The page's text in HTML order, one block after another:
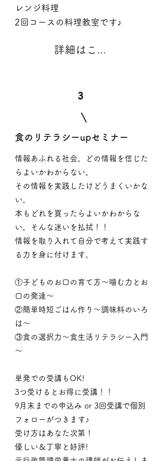
レンジ料理
​2回コースの料理教室です♪
詳細はこちら
3
​食のリテラシーupセミナー
情報あふれる社会。どの情報を信じた
らよいかわからない。
その情報を実践したけどうまくいかな
い。
本もどれを買ったらよいかわからな
い。そんな迷いを払拭！！
情報を取り入れて自分で考えて実践す
る力を身に付けます。
①子どものお口の育て方～噛む力とお
口の発達～
②簡単時短ごはん作り～調味料のいろ
は～
③食の選択力～食生活リテラシー入門
～
単発での受講もOK!
3つ受けるとお得に受講！！
9月末までの申込み or 3回受講で個別
フォローがつきます♪
受け方はあなた次第！
優しい＆丁寧と好評!